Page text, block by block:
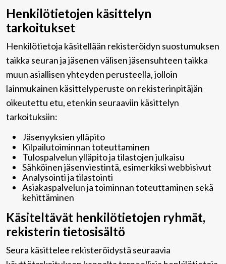
Henkilötietojen käsittelyn
tarkoitukset
Henkilötietoja käsitellään rekisteröidyn suostumuksen
taikka seuran ja jäsenen välisen jäsensuhteen taikka
muun asiallisen yhteyden perusteella, jolloin
lainmukainen käsittelyperuste on rekisterinpitäjän
oikeutettu etu, etenkin seuraaviin käsittelyn
tarkoituksiin:
Jäsenyyksien ylläpito
Kilpailutoiminnan toteuttaminen
Tulospalvelun ylläpito ja tilastojen julkaisu
Sähköinen jäsenviestintä, esimerkiksi webbisivut
Analysointi ja tilastointi
Asiakaspalvelun ja toiminnan toteuttaminen sekä
kehittäminen
Käsiteltävät henkilötietojen ryhmät,
rekisterin tietosisältö
Seura käsittelee rekisteröidystä seuraavia